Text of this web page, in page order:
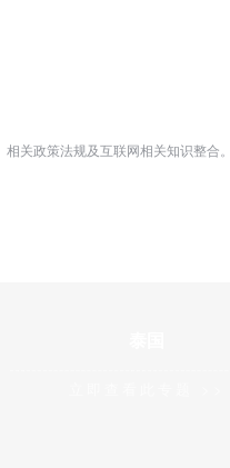
关政策法规及互联网相关知识整